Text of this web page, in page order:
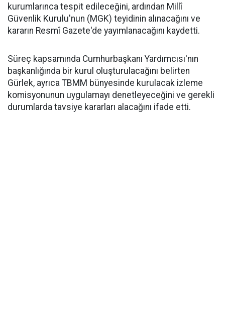
kurumlarınca tespit edileceğini, ardından Millî
Güvenlik Kurulu'nun (MGK) teyidinin alınacağını ve
kararın Resmî Gazete'de yayımlanacağını kaydetti.
Süreç kapsamında Cumhurbaşkanı Yardımcısı'nın
başkanlığında bir kurul oluşturulacağını belirten
Gürlek, ayrıca TBMM bünyesinde kurulacak izleme
komisyonunun uygulamayı denetleyeceğini ve gerekli
durumlarda tavsiye kararları alacağını ifade etti.